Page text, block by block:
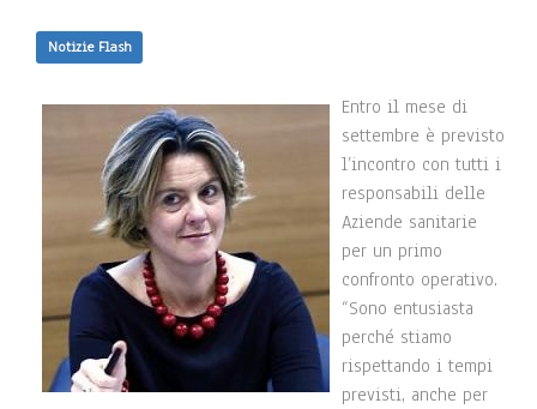
Notizie Flash
Entro il mese di
settembre è previsto
l’incontro con tutti i
responsabili delle
Aziende sanitarie
per un primo
confronto operativo.
“Sono entusiasta
perché stiamo
rispettando i tempi
previsti, anche per